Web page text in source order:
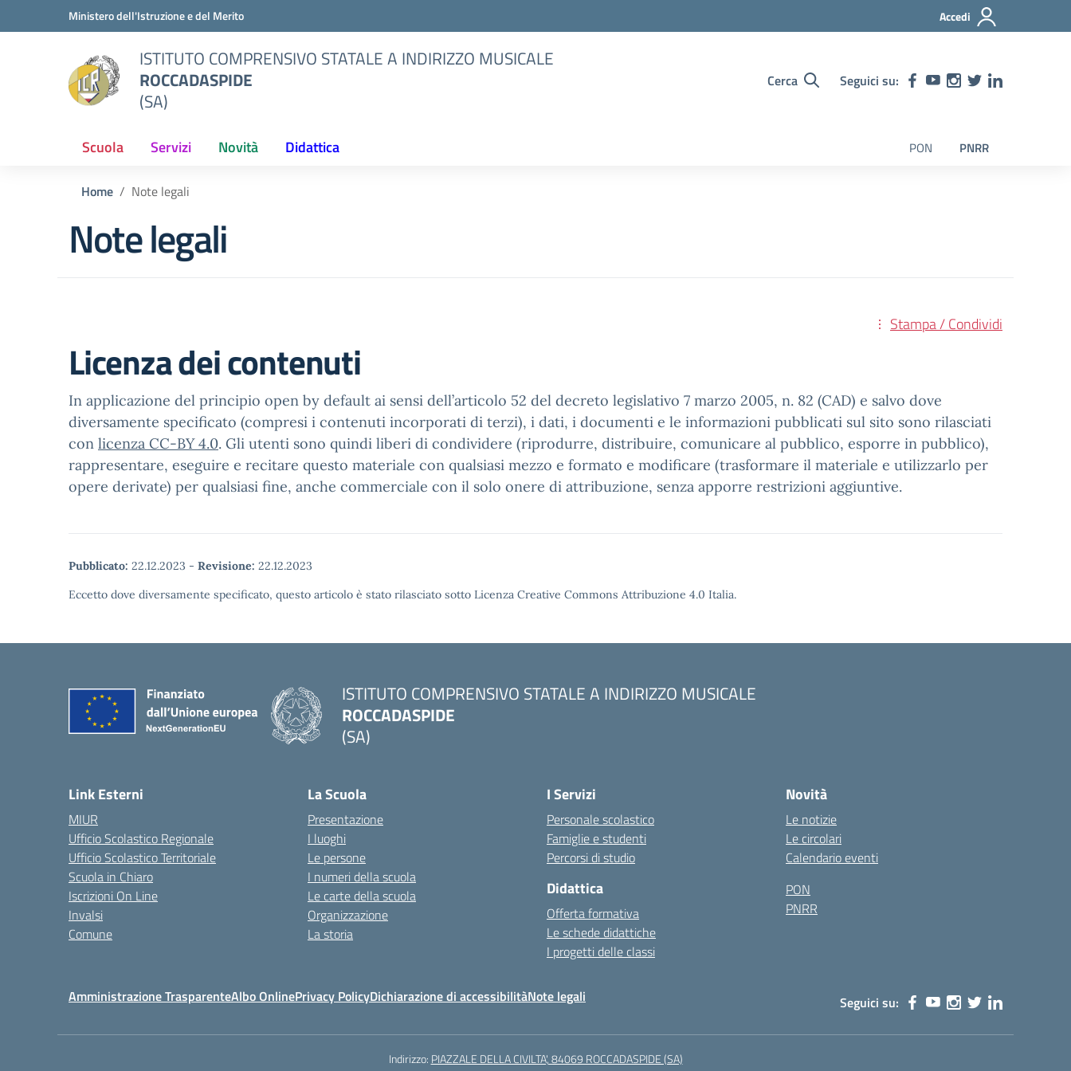
Vai ai contenuti
Vai al menu di navigazioneMinistero dell'Istruzione e del Merito Accedi
ISTITUTO COMPRENSIVO STATALE A INDIRIZZO MUSICALE
ROCCADASPIDE
(SA)
Cerca Seguici su:
Scuola Servizi Novità Didattica PON PNRR
Home Note legali
Note legali
Stampa / Condividi
Licenza dei contenuti
In applicazione del principio open by default ai sensi dell’articolo 52 del decreto legislativo 7 marzo 2005, n. 82 (CAD) e salvo dove
diversamente specificato (compresi i contenuti incorporati di terzi), i dati, i documenti e le informazioni pubblicati sul sito sono rilasciati
con licenza CC-BY 4.0. Gli utenti sono quindi liberi di condividere (riprodurre, distribuire, comunicare al pubblico, esporre in pubblico),
rappresentare, eseguire e recitare questo materiale con qualsiasi mezzo e formato e modificare (trasformare il materiale e utilizzarlo per
opere derivate) per qualsiasi fine, anche commerciale con il solo onere di attribuzione, senza apporre restrizioni aggiuntive.
Pubblicato: 22.12.2023 - Revisione: 22.12.2023
Eccetto dove diversamente specificato, questo articolo è stato rilasciato sotto Licenza Creative Commons Attribuzione 4.0 Italia.
ISTITUTO COMPRENSIVO STATALE A INDIRIZZO MUSICALE
ROCCADASPIDE
(SA)
Link Esterni
MIUR
Ufficio Scolastico Regionale
Ufficio Scolastico Territoriale
Scuola in Chiaro
Iscrizioni On Line
Invalsi
Comune
La Scuola
Presentazione
I luoghi
Le persone
I numeri della scuola
Le carte della scuola
Organizzazione
La storia
I Servizi
Personale scolastico
Famiglie e studenti
Percorsi di studio
Didattica
Offerta formativa
Le schede didattiche
I progetti delle classi
Novità
Le notizie
Le circolari
Calendario eventi
PON
PNRR
Amministrazione TrasparenteAlbo OnlinePrivacy PolicyDichiarazione di accessibilitàNote legali Seguici su:
Indirizzo: PIAZZALE DELLA CIVILTA', 84069 ROCCADASPIDE (SA)